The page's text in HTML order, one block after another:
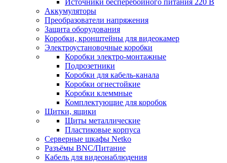
Источники бесперебойного питания 220 В
Аккумуляторы
Преобразователи напряжения
Защита оборудования
Коробки, кронштейны для видеокамер
Электроустановочные коробки
Коробки электро-монтажные
Подрозетники
Коробки для кабель-канала
Коробки огнестойкие
Коробки клеммные
Комплектующие для коробок
Щитки, ящики
Щиты металлические
Пластиковые корпуса
Серверные шкафы Netko
Разъёмы BNC/Питание
Кабель для видеонаблюдения